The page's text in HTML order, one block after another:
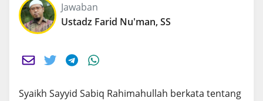
Jawaban
Ustadz Farid Nu'man, SS
Syaikh Sayyid Sabiq Rahimahullah berkata tentang